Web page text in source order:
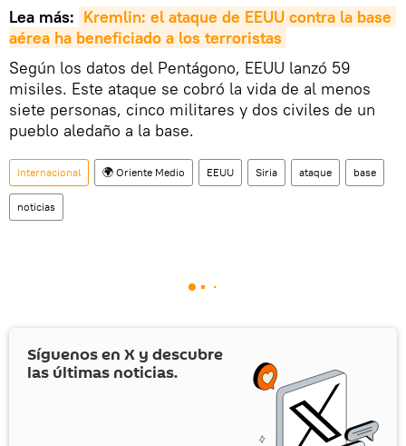
Lea más: Kremlin: el ataque de EEUU contra la base
aérea ha beneficiado a los terroristas
Según los datos del Pentágono, EEUU lanzó 59
misiles. Este ataque se cobró la vida de al menos
siete personas, cinco militares y dos civiles de un
pueblo aledaño a la base.
Internacional 🌍 Oriente Medio EEUU Siria ataque base
noticias
Síguenos en X y descubre
las últimas noticias.